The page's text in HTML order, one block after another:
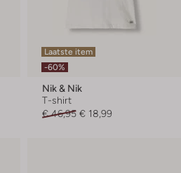
Laatste item
-60%
Nik & Nik
T-shirt
€ 46,95 € 18,99